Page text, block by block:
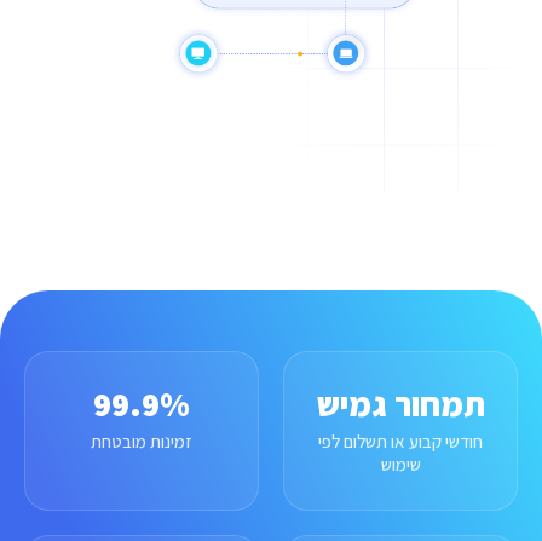
תמחור גמיש
חודשי קבוע או תשלום לפי
שימוש
99.9%
זמינות מובטחת